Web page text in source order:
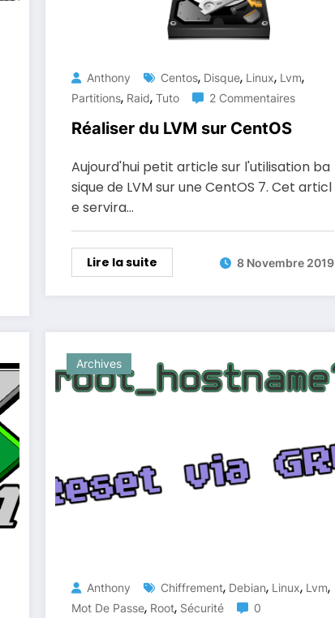
Anthony Centos, Disque, Linux, Lvm,
Partitions, Raid, Tuto 2 Commentaires
Réaliser du LVM sur CentOS
Aujourd'hui petit article sur l'utilisation ba
sique de LVM sur une CentOS 7. Cet articl
e servira…
Lire la suite 8 Novembre 2019
Archives
Anthony Chiffrement, Debian, Linux, Lvm,
Mot De Passe, Root, Sécurité
0